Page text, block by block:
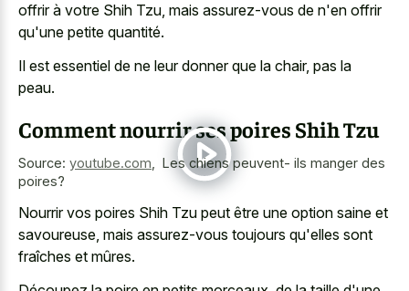
offrir à votre Shih Tzu, mais assurez-vous de n'en offrir
qu'une petite quantité.
Il est essentiel de ne leur donner que la chair, pas la
peau.
Comment nourrir ses poires Shih Tzu
Source: youtube.com
️️ Les chiens peuvent- ils manger des
poires?
Nourrir vos poires Shih Tzu peut être une option saine et
savoureuse, mais assurez-vous toujours qu'elles sont
fraîches et mûres.